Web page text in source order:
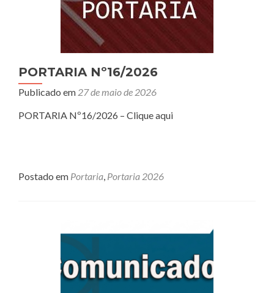
PORTARIA Nº16/2026
Publicado em 27 de maio de 2026
PORTARIA Nº16/2026 – Clique aqui
Postado em Portaria, Portaria 2026